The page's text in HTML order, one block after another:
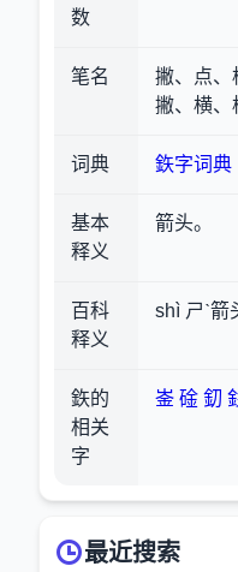
数
笔名
撇、点、
撇、横、
词典 鉃字词典
基本
释义
箭头。
百科
释义
shì ㄕˋ箭
鉃的
相关
字
崟 碒 釖
最近搜索